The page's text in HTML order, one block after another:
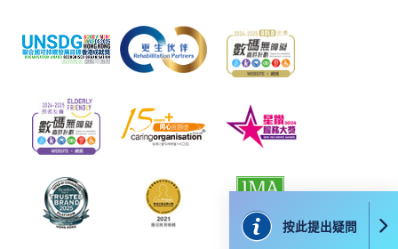
按此提出疑問
折